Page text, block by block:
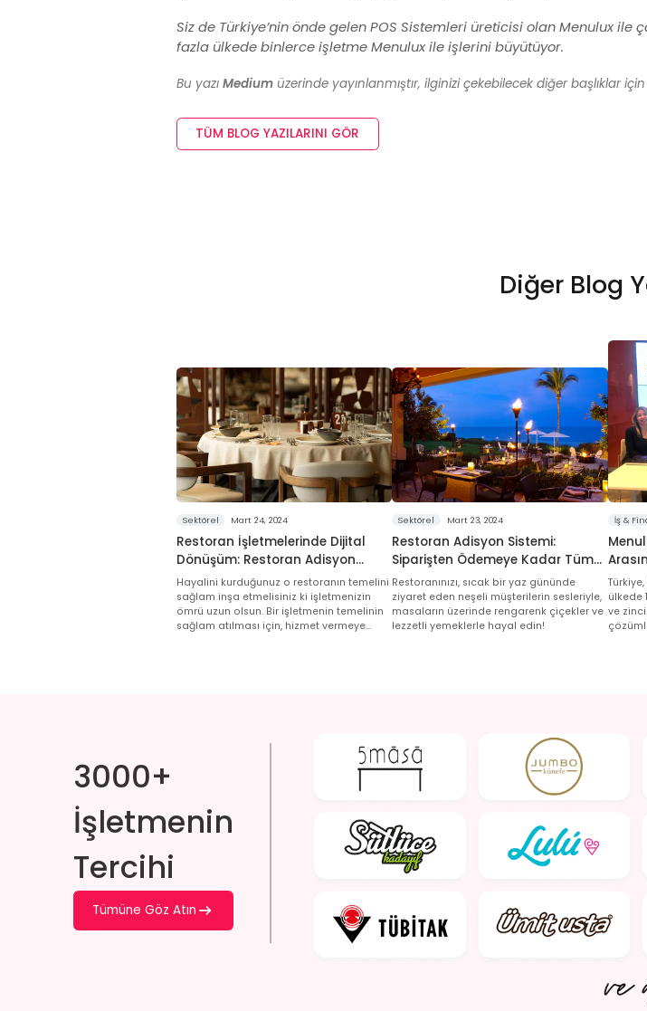
Siz de Türkiye’nin önde gelenPOS Sistemleriüreticisi olan Menulux ile
fazla ülkede binlerce işletme Menulux ile işlerini büyütüyor.
Bu yazı Mediumüzerinde yayınlanmıştır, ilginizi çekebilecek diğer başlıklar için
TÜM BLOG YAZILARINI GÖR
Diğer Blog
Sektörel Mart 24, 2024
Restoran İşletmelerinde Dijital
Dönüşüm: Restoran Adisyon
Programlarının Rolü ve Önemi
Hayalini kurduğunuz o restoranın temelini
sağlam inşa etmelisiniz ki işletmenizin
ömrü uzun olsun. Bir işletmenin temelinin
sağlam atılması için, hizmet vermeye
Sektörel Mart 23, 2024
Restoran Adisyon Sistemi:
Siparişten Ödemeye Kadar Tüm
Süreçleri Kolaylaştırıyor
Restoranınızı, sıcak bir yaz gününde
ziyaret eden neşeli müşterilerin sesleriyle,
masaların üzerinde rengarenk çiçekler ve
lezzetli yemeklerle hayal edin!
İş &
ülkede
ve
3000+
İşletmenin
Tercihi
Tümüne Göz Atın